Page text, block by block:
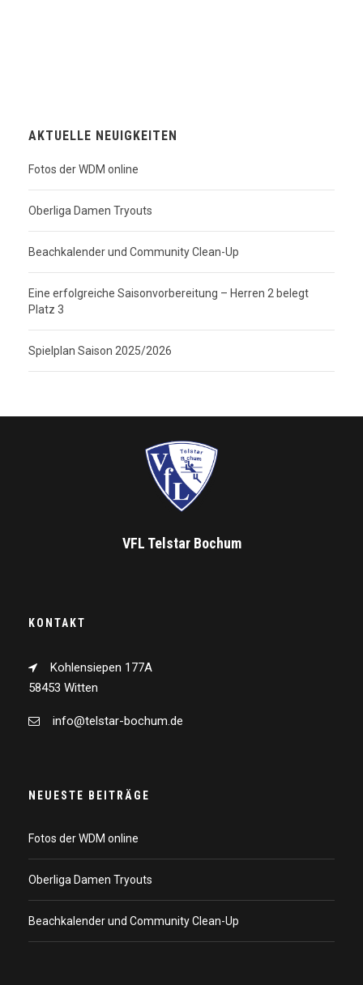
AKTUELLE NEUIGKEITEN
Fotos der WDM online
Oberliga Damen Tryouts
Beachkalender und Community Clean-Up
Eine erfolgreiche Saisonvorbereitung – Herren 2 belegt
Platz 3
Spielplan Saison 2025/2026
VFL Telstar Bochum
KONTAKT
Kohlensiepen 177A
58453 Witten
info@telstar-bochum.de
NEUESTE BEITRÄGE
Fotos der WDM online
Oberliga Damen Tryouts
Beachkalender und Community Clean-Up